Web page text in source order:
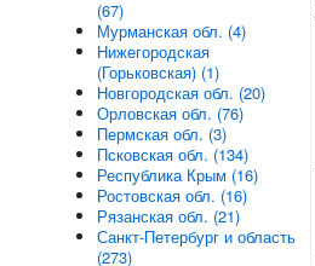
(67)
Мурманская обл. (4)
Нижегородская
(Горьковская) (1)
Новгородская обл. (20)
Орловская обл. (76)
Пермская обл. (3)
Псковская обл. (134)
Республика Крым (16)
Ростовская обл. (16)
Рязанская обл. (21)
Санкт-Петербург и область
(273)